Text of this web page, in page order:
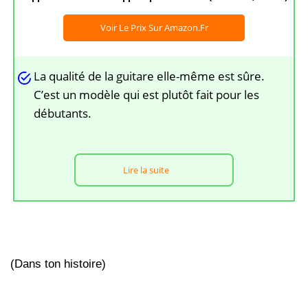
Voir Le Prix Sur Amazon.fr
La qualité de la guitare elle-même est sûre.
C’est un modèle qui est plutôt fait pour les
débutants.
Lire la suite
(Dans ton histoire)